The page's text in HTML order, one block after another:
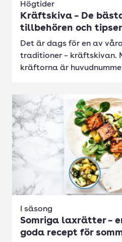
Högtider
Kräftskiva – De
tillbehören och
Det är dags för en av
traditioner – kräftskivan.
kräftorna är
I säsong
Somriga laxrätter –
goda recept för